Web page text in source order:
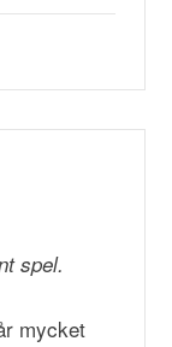
spel.
mycket